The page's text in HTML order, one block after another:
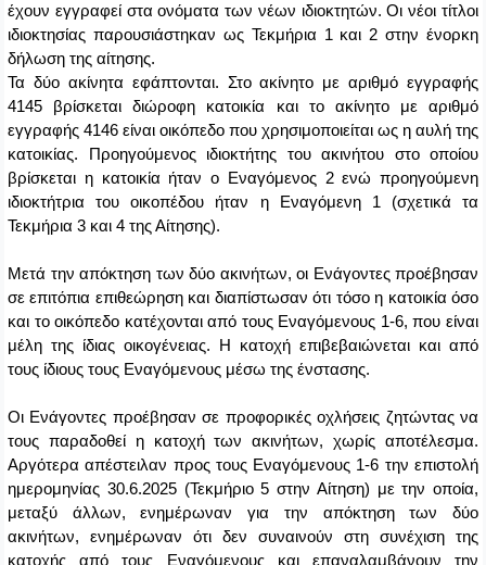
έχουν εγγραφεί στα ονόματα των νέων ιδιοκτητών. Οι νέοι τίτλοι
ιδιοκτησίας παρουσιάστηκαν ως Τεκμήρια 1 και 2 στην ένορκη
δήλωση της αίτησης.
Τα δύο ακίνητα εφάπτονται. Στο ακίνητο με αριθμό εγγραφής
4145 βρίσκεται διώροφη κατοικία και το ακίνητο με αριθμό
εγγραφής 4146 είναι οικόπεδο που χρησιμοποιείται ως η αυλή της
κατοικίας. Προηγούμενος ιδιοκτήτης του ακινήτου στο οποίου
βρίσκεται η κατοικία ήταν ο Εναγόμενος 2 ενώ προηγούμενη
ιδιοκτήτρια του οικοπέδου ήταν η Εναγόμενη 1 (σχετικά τα
Τεκμήρια 3 και 4 της Αίτησης).
Μετά την απόκτηση των δύο ακινήτων, οι Ενάγοντες προέβησαν
σε επιτόπια επιθεώρηση και διαπίστωσαν ότι τόσο η κατοικία όσο
και το οικόπεδο κατέχονται από τους Εναγόμενους 1-6, που είναι
μέλη της ίδιας οικογένειας. Η κατοχή επιβεβαιώνεται και από
τους ίδιους τους Εναγόμενους μέσω της ένστασης.
Οι Ενάγοντες προέβησαν σε προφορικές οχλήσεις ζητώντας να
τους παραδοθεί η κατοχή των ακινήτων, χωρίς αποτέλεσμα.
Αργότερα απέστειλαν προς τους Εναγόμενους 1-6 την επιστολή
ημερομηνίας 30.6.2025 (Τεκμήριο 5 στην Αίτηση) με την οποία,
μεταξύ άλλων, ενημέρωναν για την απόκτηση των δύο
ακινήτων, ενημέρωναν ότι δεν συναινούν στη συνέχιση της
κατοχής από τους Εναγόμενους και επαναλαμβάνουν την